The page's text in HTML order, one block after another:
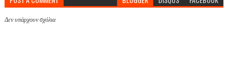
Δεν υπάρχουν σχόλια